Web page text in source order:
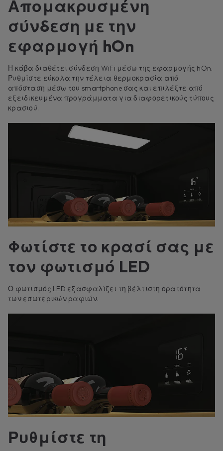
Απομακρυσμένη
σύνδεση με την
εφαρμογή hOn
Η κάβα διαθέτει σύνδεση WiFi μέσω της εφαρμογής hOn.
Ρυθμίστε εύκολα την τέλεια θερμοκρασία από
απόσταση μέσω του smartphone σας και επιλέξτε από
εξειδικευμένα προγράμματα για διαφορετικούς τύπους
κρασιού.
Φωτίστε το κρασί σας με
τον φωτισμό LED
Ο φωτισμός LED εξασφαλίζει τη βέλτιστη ορατότητα
των εσωτερικών ραφιών.
Ρυθμίστε τη